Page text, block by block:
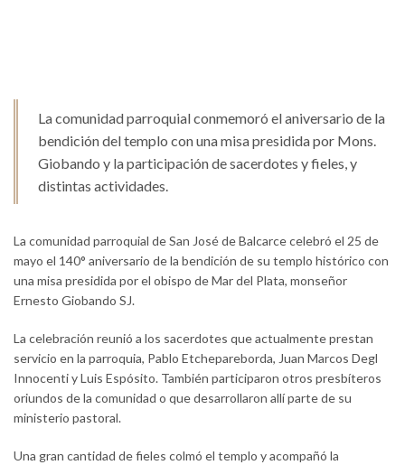
La comunidad parroquial conmemoró el aniversario de la
bendición del templo con una misa presidida por Mons.
Giobando y la participación de sacerdotes y fieles, y
distintas actividades.
La comunidad parroquial de San José de Balcarce celebró el 25 de
mayo el 140° aniversario de la bendición de su templo histórico con
una misa presidida por el obispo de Mar del Plata, monseñor
Ernesto Giobando SJ.
La celebración reunió a los sacerdotes que actualmente prestan
servicio en la parroquia, Pablo Etchepareborda, Juan Marcos Degl
Innocenti y Luis Espósito. También participaron otros presbíteros
oriundos de la comunidad o que desarrollaron allí parte de su
ministerio pastoral.
Una gran cantidad de fieles colmó el templo y acompañó la